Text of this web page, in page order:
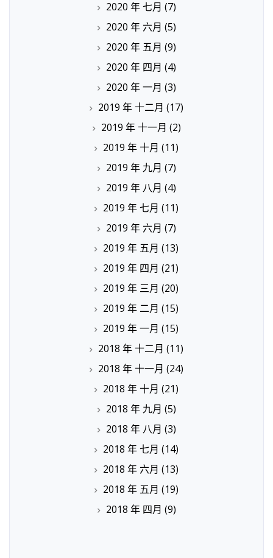
2020 年 七月 (7)
2020 年 六月 (5)
2020 年 五月 (9)
2020 年 四月 (4)
2020 年 一月 (3)
2019 年 十二月 (17)
2019 年 十一月 (2)
2019 年 十月 (11)
2019 年 九月 (7)
2019 年 八月 (4)
2019 年 七月 (11)
2019 年 六月 (7)
2019 年 五月 (13)
2019 年 四月 (21)
2019 年 三月 (20)
2019 年 二月 (15)
2019 年 一月 (15)
2018 年 十二月 (11)
2018 年 十一月 (24)
2018 年 十月 (21)
2018 年 九月 (5)
2018 年 八月 (3)
2018 年 七月 (14)
2018 年 六月 (13)
2018 年 五月 (19)
2018 年 四月 (9)